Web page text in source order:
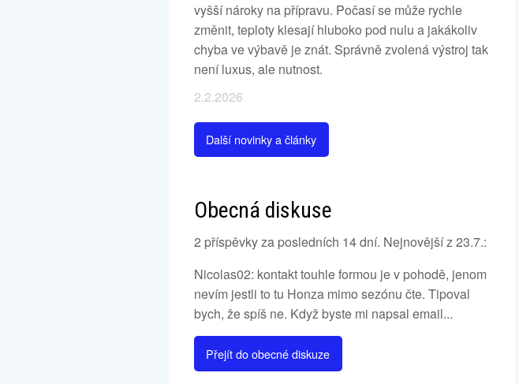
vyšší nároky na přípravu. Počasí se může rychle
změnit, teploty klesají hluboko pod nulu a jakákoliv
chyba ve výbavě je znát. Správně zvolená výstroj tak
není luxus, ale nutnost.
2.2.2026
Další novinky a články
Obecná diskuse
2 příspěvky za posledních 14 dní. Nejnovější z 23.7.:
Nicolas02: kontakt touhle formou je v pohodě, jenom
nevím jestli to tu Honza mimo sezónu čte. Tipoval
bych, že spíš ne. Když byste mi napsal email...
Přejít do obecné diskuze